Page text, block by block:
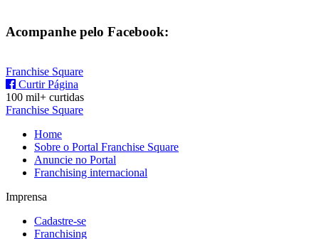
Acompanhe pelo Facebook:
Franchise Square
Curtir Página
100 mil+ curtidas
Franchise Square
Home
Sobre o Portal Franchise Square
Anuncie no Portal
Franchising internacional
Imprensa
Cadastre-se
Franchising